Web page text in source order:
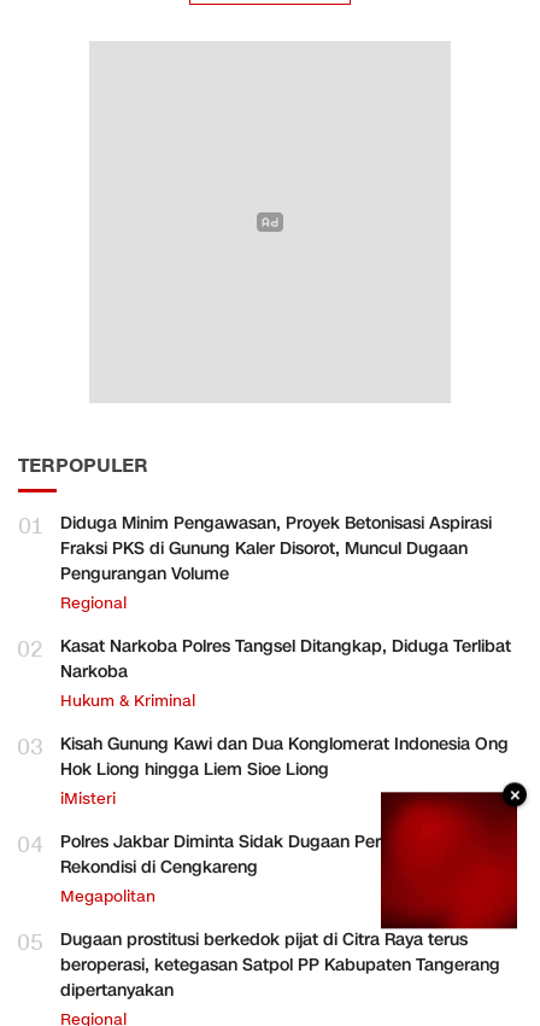
TERPOPULER
01
Diduga Minim Pengawasan, Proyek Betonisasi Aspirasi
Fraksi PKS di Gunung Kaler Disorot, Muncul Dugaan
Pengurangan Volume
Regional
02
Kasat Narkoba Polres Tangsel Ditangkap, Diduga Terlibat
Narkoba
Hukum & Kriminal
03
Kisah Gunung Kawi dan Dua Konglomerat Indonesia Ong
Hok Liong hingga Liem Sioe Liong
iMisteri
04
Polres Jakbar Diminta Sidak Dugaan Perakitan HP
Rekondisi di Cengkareng
Megapolitan
05
Dugaan prostitusi berkedok pijat di Citra Raya terus
beroperasi, ketegasan Satpol PP Kabupaten Tangerang
dipertanyakan
Regional
×